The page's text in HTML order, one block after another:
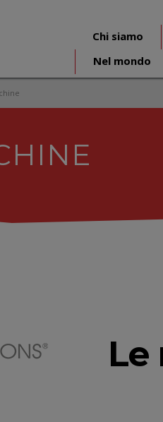
Chi siamo
Nel mondo
Le